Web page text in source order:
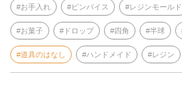
お手入れ ピンバイス レジンモールド
お菓子 ドロップ 四角 半球
道具のはなし ハンドメイド レジン